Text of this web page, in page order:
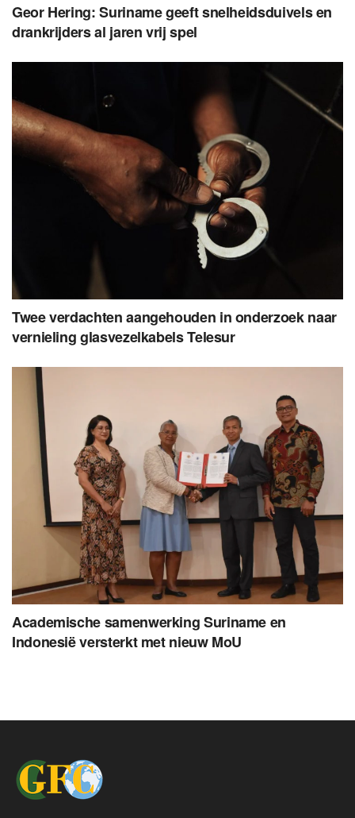
Geor Hering: Suriname geeft snelheidsduivels en
drankrijders al jaren vrij spel
Twee verdachten aangehouden in onderzoek naar
vernieling glasvezelkabels Telesur
Academische samenwerking Suriname en
Indonesië versterkt met nieuw MoU